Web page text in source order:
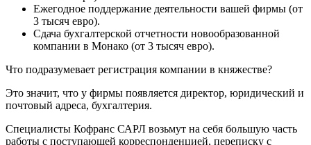
Ежегодное поддержание деятельности вашей фирмы (от
3 тысяч евро).
Сдача бухгалтерской отчетности новообразованной
компании в Монако (от 3 тысяч евро).
Что подразумевает регистрация компании в княжестве?
Это значит, что у фирмы появляется директор, юридический и
почтовый адреса, бухгалтерия.
Специалисты Кофранс САРЛ возьмут на себя большую часть
работы с поступающей корреспонденцией, переписку с